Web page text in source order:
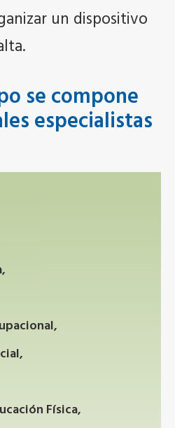
un dispositivo
se compone
especialistas
Física,